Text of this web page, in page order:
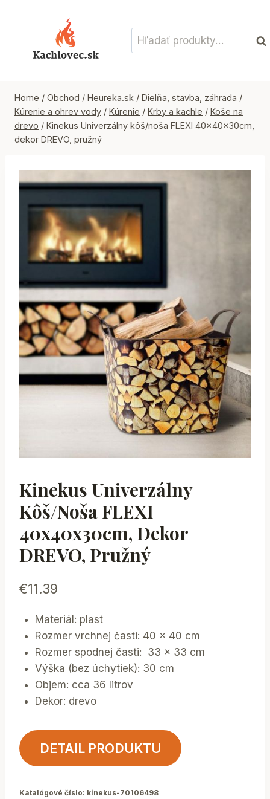
Hľadať:
Home / Obchod / Heureka.sk / Dielňa, stavba, záhrada /
Kúrenie a ohrev vody / Kúrenie / Krby a kachle / Koše na
drevo / Kinekus Univerzálny kôš/noša FLEXI 40x40x30cm,
dekor DREVO, pružný
Kinekus Univerzálny
Kôš/noša FLEXI
40x40x30cm, Dekor
DREVO, Pružný
€11.39
Materiál: plast
Rozmer vrchnej časti: 40 x 40 cm
Rozmer spodnej časti: 33 x 33 cm
Výška (bez úchytiek): 30 cm
Objem: cca 36 litrov
Dekor: drevo
DETAIL PRODUKTU
Katalógové číslo: kinekus-70106498